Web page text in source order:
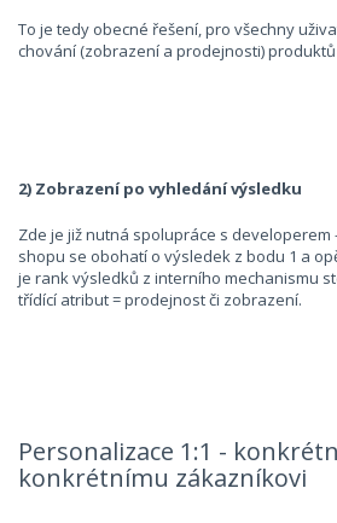
To je tedy obecné řešení, pro všechny
chování (zobrazení a prodejnosti)
2) Zobrazení po vyhledání výsledku
Zde je již nutná spolupráce s developerem
shopu se obohatí o výsledek z bodu 1 a
je rank výsledků z interního mechanismu
třídící atribut = prodejnost či zobrazení.
Personalizace 1:1 -
konkrétnímu zákazníkovi